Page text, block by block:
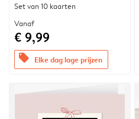
Set van 10 kaarten
Vanaf
€ 9,99
offers Elke dag lage prijzen